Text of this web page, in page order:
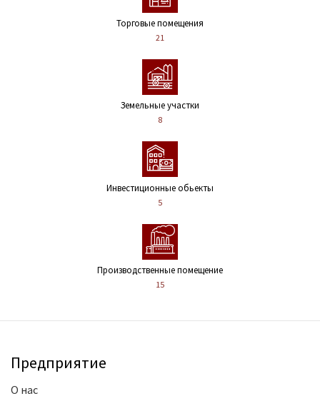
Торговые помещения
21
Земельные участки
8
Инвестиционные обьекты
5
Производственные помещение
15
Предприятие
О нас